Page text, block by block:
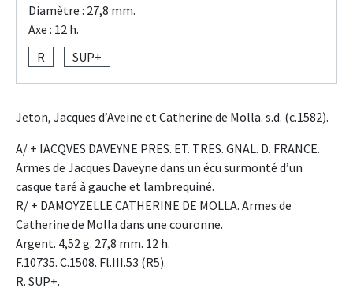
Diamètre : 27,8 mm.
Axe : 12 h.
R
SUP+
Jeton, Jacques d’Aveine et Catherine de Molla. s.d. (c.1582).
A/ + IACQVES DAVEYNE PRES. ET. TRES. GNAL. D. FRANCE.
Armes de Jacques Daveyne dans un écu surmonté d’un
casque taré à gauche et lambrequiné.
R/ + DAMOYZELLE CATHERINE DE MOLLA. Armes de
Catherine de Molla dans une couronne.
Argent. 4,52 g. 27,8 mm. 12 h.
F.10735. C.1508. Fl.III.53 (R5).
R. SUP+.